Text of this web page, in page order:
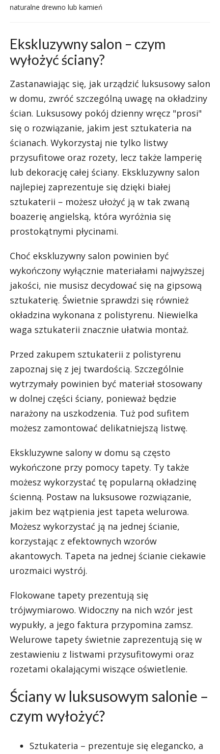
naturalne drewno lub kamień
Ekskluzywny salon – czym
wyłożyć ściany?
Zastanawiając się, jak urządzić luksusowy salon
w domu, zwróć szczególną uwagę na okładziny
ścian. Luksusowy pokój dzienny wręcz "prosi"
się o rozwiązanie, jakim jest sztukateria na
ścianach. Wykorzystaj nie tylko listwy
przysufitowe oraz rozety, lecz także lamperię
lub dekorację całej ściany. Ekskluzywny salon
najlepiej zaprezentuje się dzięki białej
sztukaterii – możesz ułożyć ją w tak zwaną
boazerię angielską, która wyróżnia się
prostokątnymi płycinami.
Choć ekskluzywny salon powinien być
wykończony wyłącznie materiałami najwyższej
jakości, nie musisz decydować się na gipsową
sztukaterię. Świetnie sprawdzi się również
okładzina wykonana z polistyrenu. Niewielka
waga sztukaterii znacznie ułatwia montaż.
Przed zakupem sztukaterii z polistyrenu
zapoznaj się z jej twardością. Szczególnie
wytrzymały powinien być materiał stosowany
w dolnej części ściany, ponieważ będzie
narażony na uszkodzenia. Tuż pod sufitem
możesz zamontować delikatniejszą listwę.
Ekskluzywne salony w domu są często
wykończone przy pomocy tapety. Ty także
możesz wykorzystać tę popularną okładzinę
ścienną. Postaw na luksusowe rozwiązanie,
jakim bez wątpienia jest tapeta welurowa.
Możesz wykorzystać ją na jednej ścianie,
korzystając z efektownych wzorów
akantowych. Tapeta na jednej ścianie ciekawie
urozmaici wystrój.
Flokowane tapety prezentują się
trójwymiarowo. Widoczny na nich wzór jest
wypukły, a jego faktura przypomina zamsz.
Welurowe tapety świetnie zaprezentują się w
zestawieniu z listwami przysufitowymi oraz
rozetami okalającymi wiszące oświetlenie.
Ściany w luksusowym salonie –
czym wyłożyć?
Sztukateria – prezentuje się elegancko, a